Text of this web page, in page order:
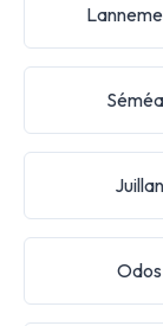
Juillan
Odos